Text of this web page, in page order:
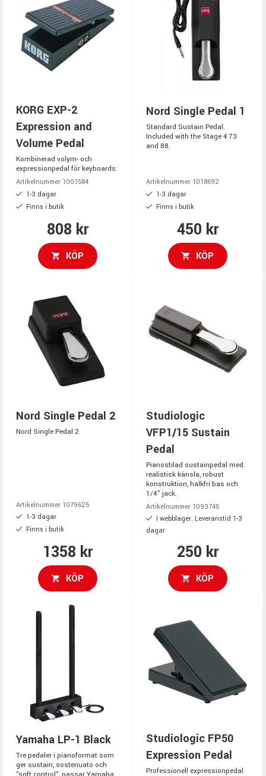
KORG EXP-2
Expression and
Volume Pedal
Kombinerad volym- och
expressionpedal för keyboards.
Artikelnummer 1001584
1-3 dagar
Finns i butik
808 kr
KÖP
Nord Single Pedal 1
Standard Sustain Pedal.
Included with the Stage 4 73
and 88.
Artikelnummer 1018692
1-3 dagar
Finns i butik
450 kr
KÖP
Nord Single Pedal 2
Nord Single Pedal 2
Artikelnummer 1079625
1-3 dagar
Finns i butik
1358 kr
KÖP
Studiologic
VFP1/15 Sustain
Pedal
Pianostilad sustainpedal med
realistisk känsla, robust
konstruktion, halkfri bas och
1/4” jack.
Artikelnummer 1093745
I webblager. Leveranstid 1-3
dagar
250 kr
KÖP
Yamaha LP-1 Black
Tre pedaler i pianoformat som
ger sustain, sostenuato och
Studiologic FP50
Expression Pedal
Professionell expressionpedal